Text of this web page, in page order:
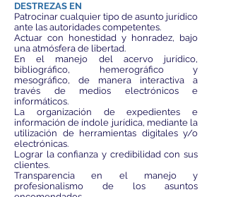
DESTREZAS EN
Patrocinar cualquier tipo de asunto jurídico
ante las autoridades competentes.
Actuar con honestidad y honradez, bajo
una atmósfera de libertad.
En el manejo del acervo jurídico,
bibliográfico, hemerográfico y
mesográfico, de manera interactiva a
través de medios electrónicos e
informáticos.
La organización de expedientes e
información de índole jurídica, mediante la
utilización de herramientas digitales y/o
electrónicas.
Lograr la confianza y credibilidad con sus
clientes.
Transparencia en el manejo y
profesionalismo de los asuntos